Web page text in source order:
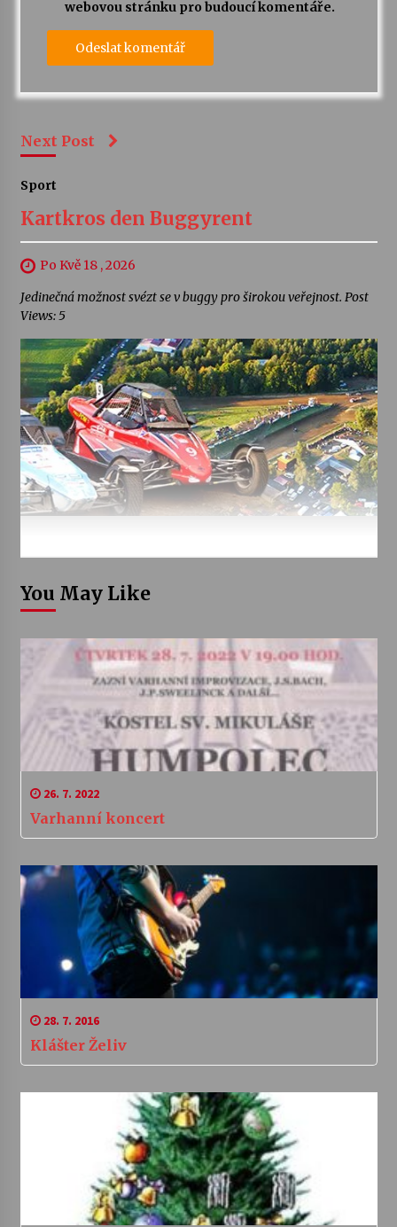
webovou stránku pro budoucí komentáře.
Next Post
Sport
Kartkros den Buggyrent
Po Kvě 18 , 2026
Jedinečná možnost svézt se v buggy pro širokou veřejnost. Post
Views: 5
You May Like
26. 7. 2022
Varhanní koncert
28. 7. 2016
Klášter Želiv